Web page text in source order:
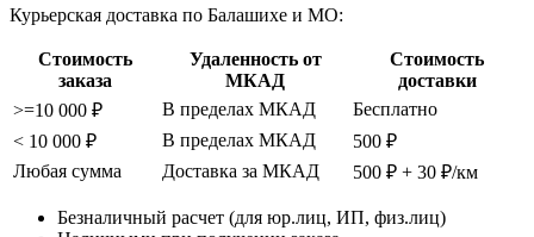
Курьерская доставка по Балашихе и МО:
Стоимость
заказа
Удаленность от
МКАД
Стоимость
доставки
>=10 000 ₽
В пределах МКАД
Бесплатно
< 10 000 ₽
В пределах МКАД
500 ₽
Любая сумма
Доставка за МКАД 500 ₽ + 30 ₽/км
Безналичный расчет (для юр.лиц, ИП, физ.лиц)